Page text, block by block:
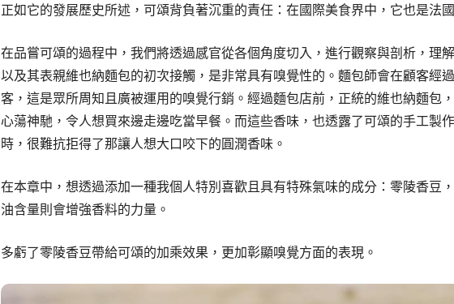
正如它的發展歷史所述，可頌背負著沉重的責任：在國際美食界中，它也是法
在品嘗可頌的過程中，我們將透過感官從各個角度切入，進行觀察與剖析，理
以及其表親維也納麵包的初次接觸，是非常具有嗅覺性的。麵包師會在顧客經
客，這是眾所周知且廣被運用的嗅覺行銷。經過麵包店前，正統的維也納麵包
心蕩神馳，令人想買來邊走邊吃當早餐。而這些香味，也透露了可頌的手工製
時，很難抗拒得了那讓人想大口咬下的圓潤香味。
在本章中，想透過添加一種我個人特別喜歡且具有特殊氣味的成分：零陵香豆
油含量則會增強香料的力量。
多虧了零陵香豆帶給可頌的加乘效果，更加彰顯嗅覺方面的表現。